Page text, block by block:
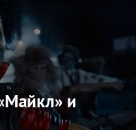
и